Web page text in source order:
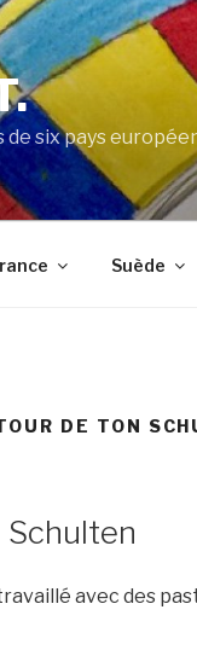
de six pays
Suède
DE TON
Schulten
avec des